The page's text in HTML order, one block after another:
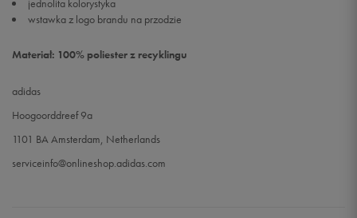
jednolita kolorystyka
wstawka z logo brandu na przodzie
Materiał: 100% poliester z recyklingu
adidas
Hoogoorddreef 9a
1101 BA Amsterdam, Netherlands
serviceinfo@onlineshop.adidas.com